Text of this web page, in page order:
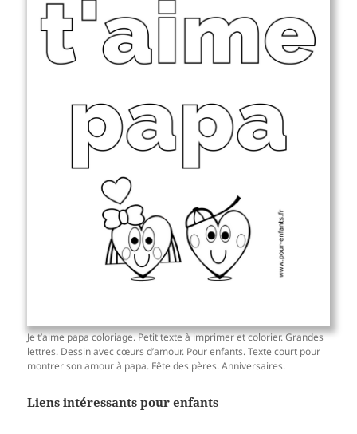
Je t’aime papa coloriage. Petit texte à imprimer et colorier. Grandes
lettres. Dessin avec cœurs d’amour. Pour enfants. Texte court pour
montrer son amour à papa. Fête des pères. Anniversaires.
Liens intéressants pour enfants